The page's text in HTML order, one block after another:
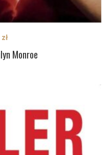
Monroe
zł